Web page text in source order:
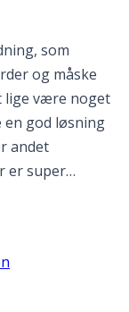
som
og måske
lige være noget
en god løsning
andet
er super…